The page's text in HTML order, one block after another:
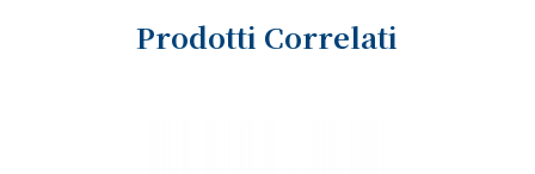
Prodotti Correlati